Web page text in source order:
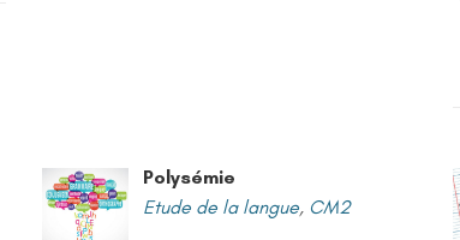
Polysémie
Etude de la langue, CM2